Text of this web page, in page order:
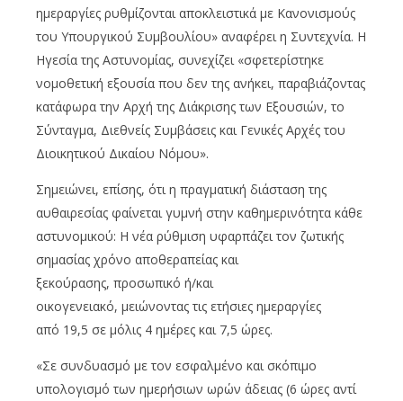
ημεραργίες ρυθμίζονται αποκλειστικά με Κανονισμούς
του Υπουργικού Συμβουλίου» αναφέρει η Συντεχνία. Η
Ηγεσία της Αστυνομίας, συνεχίζει «σφετερίστηκε
νομοθετική εξουσία που δεν της ανήκει, παραβιάζοντας
κατάφωρα την Αρχή της Διάκρισης των Εξουσιών, το
Σύνταγμα, Διεθνείς Συμβάσεις και Γενικές Αρχές του
Διοικητικού Δικαίου Νόμου».
Σημειώνει, επίσης, ότι η πραγματική διάσταση της
αυθαιρεσίας φαίνεται γυμνή στην καθημερινότητα κάθε
αστυνομικού: Η νέα ρύθμιση υφαρπάζει τον ζωτικής
σημασίας χρόνο αποθεραπείας και
ξεκούρασης, προσωπικό ή/και
οικογενειακό, μειώνοντας τις ετήσιες ημεραργίες
από 19,5 σε μόλις 4 ημέρες και 7,5 ώρες.
«Σε συνδυασμό με τον εσφαλμένο και σκόπιμο
υπολογισμό των ημερήσιων ωρών άδειας (6 ώρες αντί